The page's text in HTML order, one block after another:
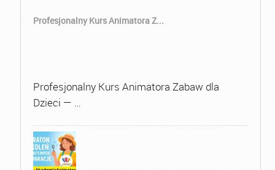
Profesjonalny Kurs Animatora Z...
Profesjonalny Kurs Animatora Zabaw dla
Dzieci — …